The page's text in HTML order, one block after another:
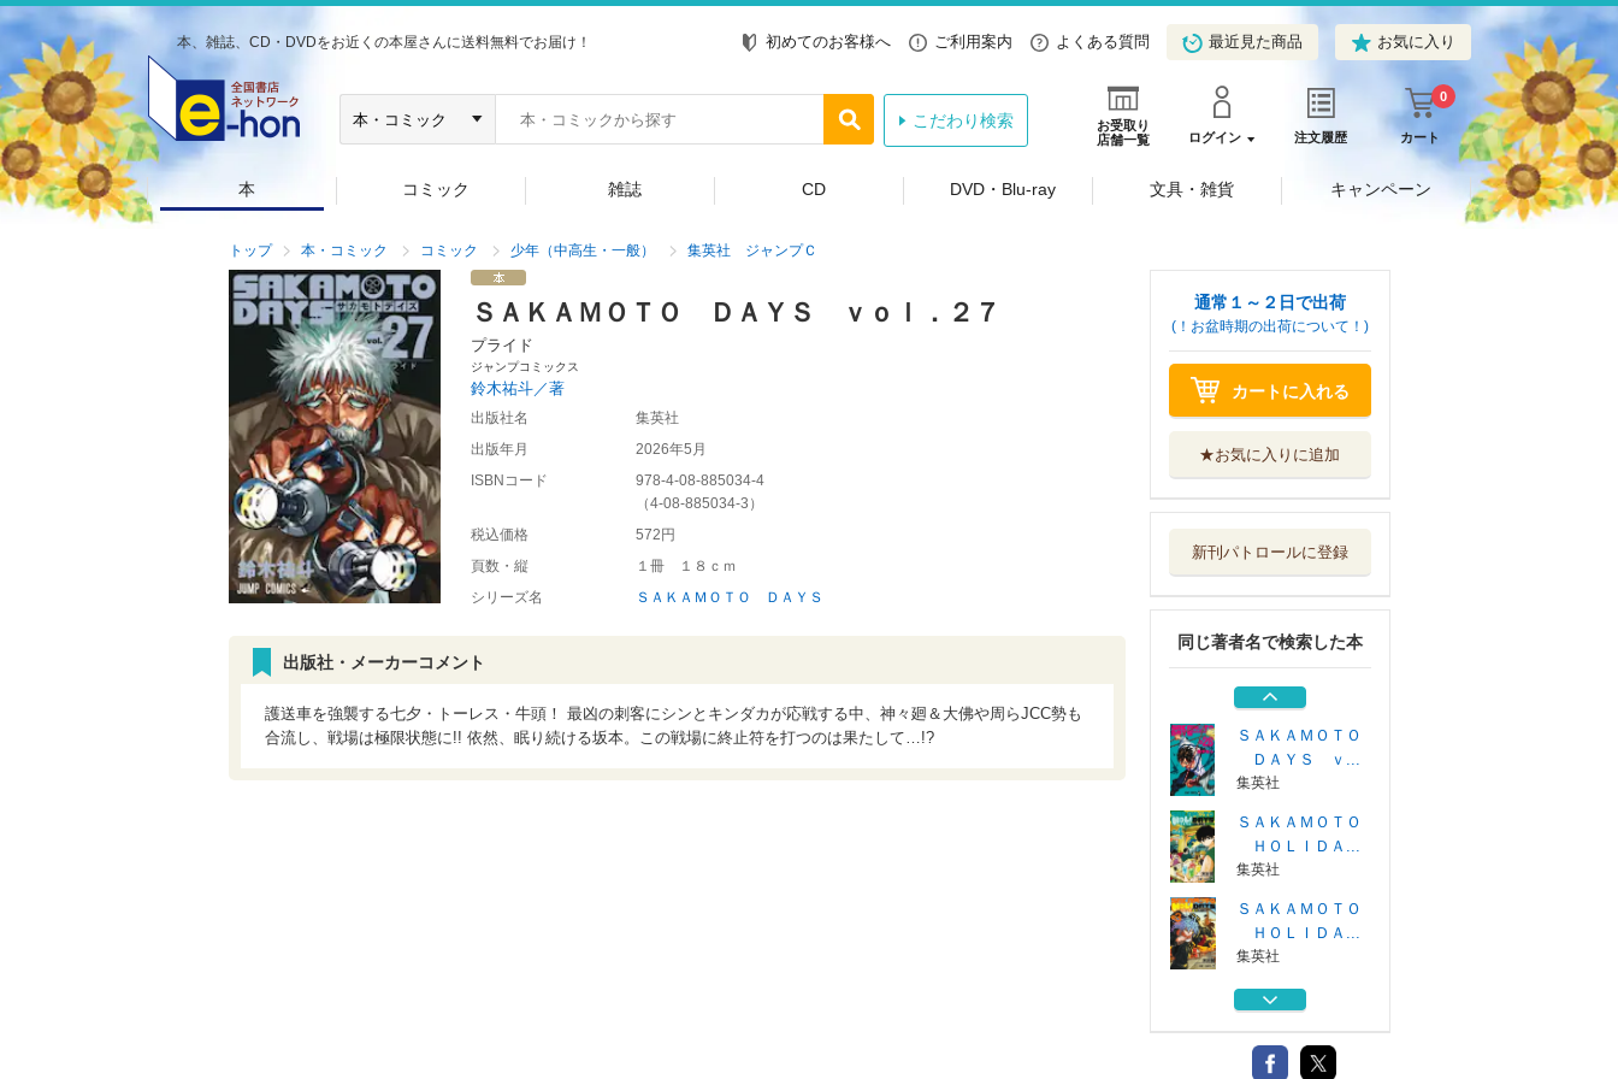
本、雑誌、CD・DVDをお近くの本屋さんに送料無料でお届け！ 初めてのお客様へ ご利用案内 よくある質問 最近見た商品 お気に入り
お受取り
店舗一覧
ログイン 注文履歴 カート
0
こだわり検索
本 コミック 雑誌 CD DVD・Blu-ray 文具・雑貨 キャンペーン
トップ 本・コミック コミック 少年（中高生・一般） 集英社 ジャンプＣ
ＳＡＫＡＭＯＴＯ ＤＡＹＳ ｖｏｌ．２７
プライド
ジャンプコミックス
鈴木祐斗／著
出版社名
集英社
出版年月
2026年5月
ISBNコード
978-4-08-885034-4
（4-08-885034-3 ）
税込価格
572円
頁数・縦
１冊 １８ｃｍ
シリーズ名
ＳＡＫＡＭＯＴＯ ＤＡＹＳ
出版社・メーカーコメント
護送車を強襲する七夕・トーレス・牛頭！ 最凶の刺客にシンとキンダカが応戦する中、神々廻＆大佛や周らJCC勢も
合流し、戦場は極限状態に!! 依然、眠り続ける坂本。この戦場に終止符を打つのは果たして…!?
通常１～２日で出荷
(！お盆時期の出荷について！)
カートに入れる
★お気に入りに追加
新刊パトロールに登録
同じ著者名で検索した本
ＳＡＫＡＭＯＴＯ
ＨＯＬＩＤＡ...
ＳＡＫＡＭＯＴＯ
集英社
ＳＡＫＡＭＯＴＯ
ＤＡＹＳ 映...
集英社
ＳＡＫＡＭＯＴＯ
ＤＡＹＳ ｖ...
集英社
ＳＡＫＡＭＯＴＯ
ＨＯＬＩＤＡ...
集英社
ＳＡＫＡＭＯＴＯ
ＨＯＬＩＤＡ...
集英社
ＳＡＫＡＭＯＴＯ
集英社